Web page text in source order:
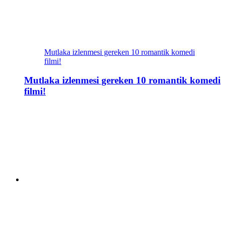
Mutlaka izlenmesi gereken 10 romantik komedi
filmi!
Mutlaka izlenmesi gereken 10 romantik komedi
filmi!